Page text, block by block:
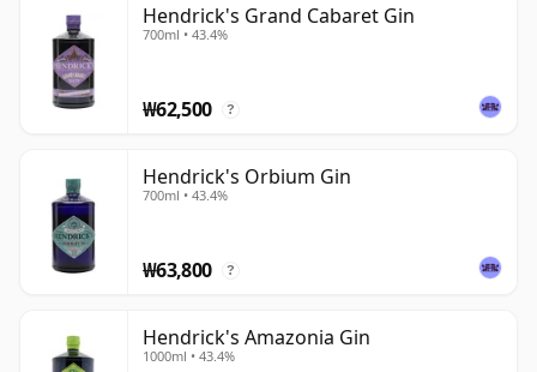
Hendrick's Grand Cabaret Gin
700ml • 43.4%
₩62,500 ?
Hendrick's Orbium Gin
700ml • 43.4%
₩63,800 ?
Hendrick's Amazonia Gin
1000ml • 43.4%